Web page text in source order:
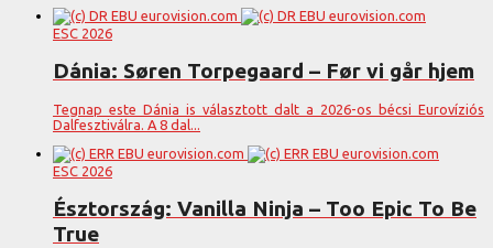
ESC 2026
Dánia: Søren Torpegaard – Før vi går hjem
Tegnap este Dánia is választott dalt a 2026-os bécsi Eurovíziós
Dalfesztiválra. A 8 dal...
ESC 2026
Észtország: Vanilla Ninja – Too Epic To Be
True